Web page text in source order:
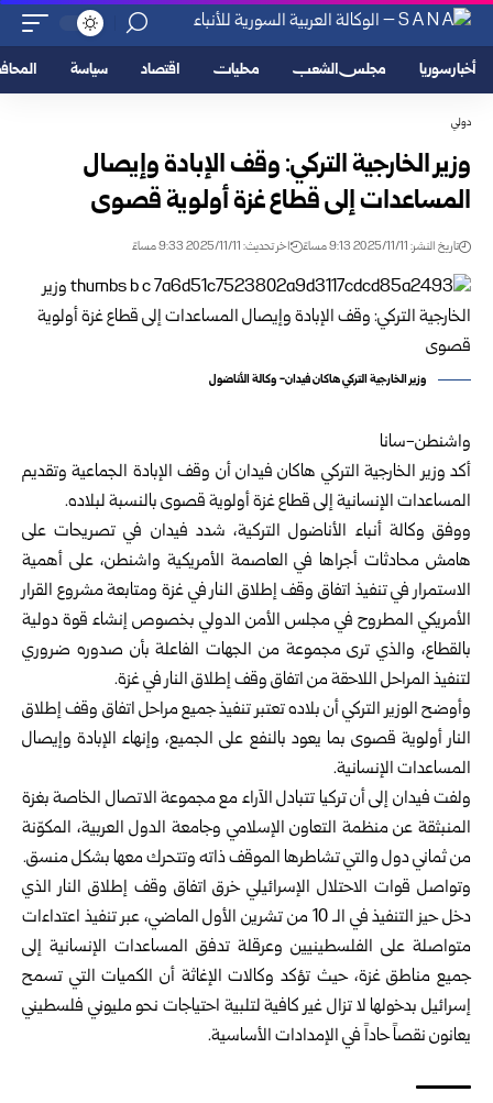
أخبار سوريا مجلس الشعب محليات اقتصاد سياسة
دولي
وزير الخارجية التركي: وقف الإبادة وإيصال
المساعدات إلى قطاع غزة أولوية قصوى
تاريخ النشر: 2025/11/11 9:13 مساءً اخر تحديث: 2025/11/11 9:33 مساءً
وزير الخارجية التركي هاكان فيدان- وكالة الأناضول
واشنطن-سانا
أكد وزير الخارجية التركي هاكان فيدان أن وقف الإبادة الجماعية وتقديم
المساعدات الإنسانية إلى قطاع غزة أولوية قصوى بالنسبة لبلاده.
ووفق وكالة أنباء الأناضول التركية، شدد فيدان في تصريحات على
هامش محادثات أجراها في العاصمة الأمريكية واشنطن، على أهمية
الاستمرار في تنفيذ اتفاق وقف إطلاق النار في غزة ومتابعة مشروع القرار
الأمريكي المطروح في مجلس الأمن الدولي بخصوص إنشاء قوة دولية
بالقطاع، والذي ترى مجموعة من الجهات الفاعلة بأن صدوره ضروري
لتنفيذ المراحل اللاحقة من اتفاق وقف إطلاق النار في غزة.
وأوضح الوزير التركي أن بلاده تعتبر تنفيذ جميع مراحل اتفاق وقف إطلاق
النار أولوية قصوى بما يعود بالنفع على الجميع، وإنهاء الإبادة وإيصال
المساعدات الإنسانية.
ولفت فيدان إلى أن تركيا تتبادل الآراء مع مجموعة الاتصال الخاصة بغزة
المنبثقة عن منظمة التعاون الإسلامي وجامعة الدول العربية، المكوّنة
من ثماني دول والتي تشاطرها الموقف ذاته وتتحرك معها بشكل منسق.
وتواصل قوات الاحتلال الإسرائيلي خرق اتفاق وقف إطلاق النار الذي
دخل حيز التنفيذ في الـ 10 من تشرين الأول الماضي، عبر تنفيذ اعتداءات
متواصلة على الفلسطينيين وعرقلة تدفق المساعدات الإنسانية إلى
جميع مناطق غزة، حيث تؤكد وكالات الإغاثة أن الكميات التي تسمح
إسرائيل بدخولها لا تزال غير كافية لتلبية احتياجات نحو مليوني فلسطيني
يعانون نقصاً حاداً في الإمدادات الأساسية.